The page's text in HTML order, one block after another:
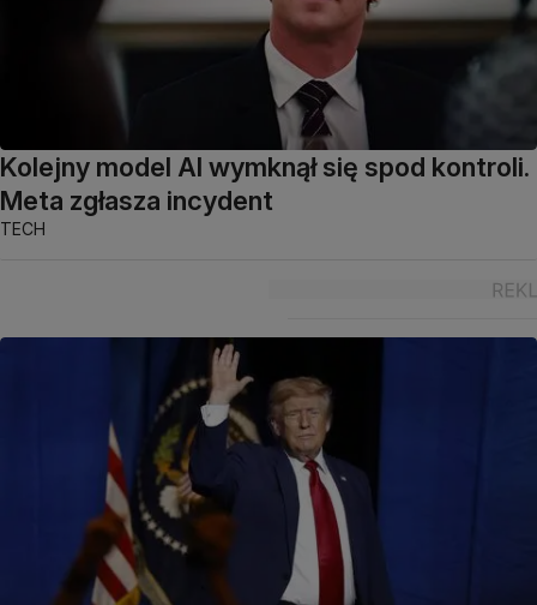
Kolejny model AI wymknął się spod kontroli.
Meta zgłasza incydent
TECH